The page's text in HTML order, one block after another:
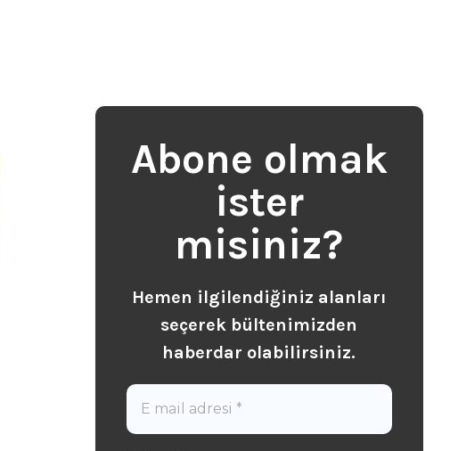
Abone olmak
ister
misiniz?
Hemen ilgilendiğiniz alanları
seçerek bültenimizden
haberdar olabilirsiniz.